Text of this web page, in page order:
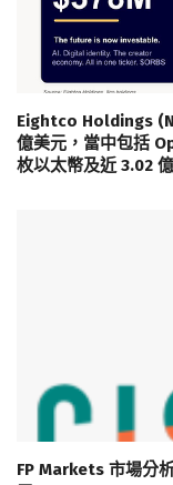
Eightco Holdings
億美元，當中包括
枚以太幣及近 3.02
FP Markets 市場分